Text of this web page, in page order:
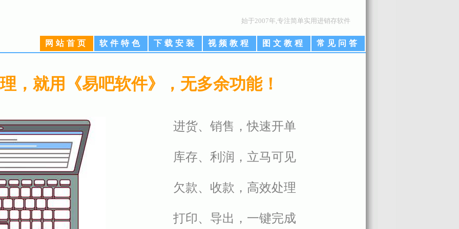
始于2007年,专注简单实用进销存软件
网站首页 软件特色 下载安装 视频教程 图文教程 常见问答
，就用《易吧软件》，无多余功能！
进货、销售，快速开单
库存、利润，立马可见
欠款、收款，高效处理
打印、导出，一键完成